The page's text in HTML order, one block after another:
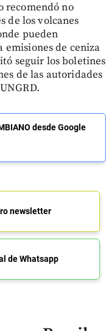
recomendó no
de los volcanes
pueden
de ceniza
seguir los boletines
de las autoridades
desde Google
newsletter
de Whatsapp